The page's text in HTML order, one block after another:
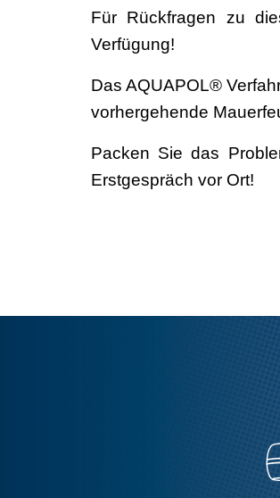
Für Rückfragen zu
Verfügung!
Das AQUAPOL®
vorhergehende
Packen Sie das
Erstgespräch vor Ort!